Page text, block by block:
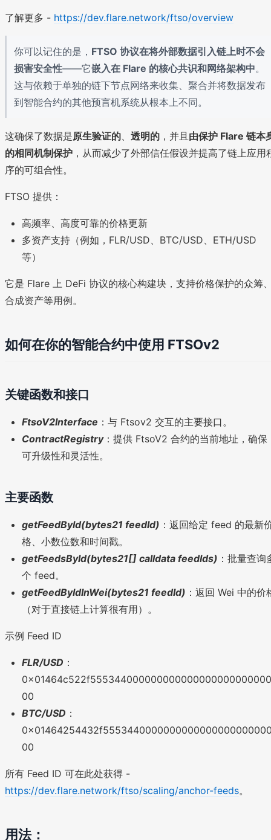
了解更多 - https://dev.flare.network/ftso/overview
你可以记住的是， FTSO 协议在将外部数据引入链上时不会
损害安全性——它嵌入在 Flare 的核心共识和网络架构中。
这与依赖于单独的链下节点网络来收集、聚合并将数据发布
到智能合约的其他预言机系统从根本上不同。
这确保了数据是原生验证的 透明的 ，并且 由保护 Flare 链本
的相同机制保护 ，从而减少了外部信任假设并提高了链上应用
序的可组合性。
FTSO 提供：
高频率、高度可靠的价格更新
多资产支持（例如，FLR/USD、BTC/USD、ETH/USD
等）
它是 Flare 上 DeFi 协议的核心构建块，支持价格保护的众筹
合成资产等用例。
如何在你的智能合约中使用 FTSOv2
关键函数和接口
FtsoV2Interface ：与 Ftsov2 交互的主要接口。
ContractRegistry：提供 FtsoV2 合约的当前地址，确保
可升级性和灵活性。
主要函数
getFeedById(bytes21 feedId) ：返回给定 feed 的最新
格、小数位数和时间戳。
getFeedsById(bytes21[] calldata feedIds) ：批量查询
个 feed。
getFeedByIdInWei(bytes21 feedId) ：返回 Wei 中的价
（对于直接链上计算很有用）。
示例 Feed ID
FLR/USD ：
0x01464c522f555344000000000000000000000000
00
BTC/USD ：
00
所有 Feed ID 可在此处获得 -
https://dev.flare.network/ftso/scaling/anchor-feeds。
用法：